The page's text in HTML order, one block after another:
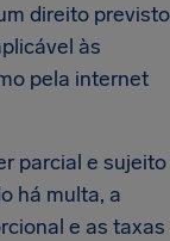
direito previsto
às
pela internet
parcial e sujeito
há multa, a
e as taxas